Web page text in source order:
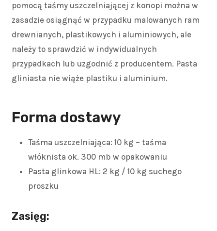
pomocą taśmy uszczelniającej z konopi można w
zasadzie osiągnąć w przypadku malowanych ram
drewnianych, plastikowych i aluminiowych, ale
należy to sprawdzić w indywidualnych
przypadkach lub uzgodnić z producentem. Pasta
gliniasta nie wiąże plastiku i aluminium.
Forma dostawy
Taśma uszczelniająca: 10 kg – taśma
włóknista ok. 300 mb w opakowaniu
Pasta glinkowa HL: 2 kg / 10 kg suchego
proszku
Zasięg: